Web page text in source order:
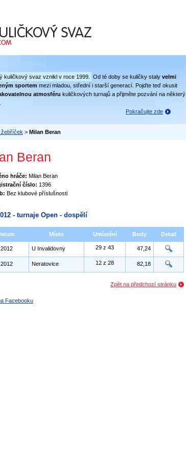
kuličkový svaz vznikl v roce 1999. Od té doby se kuličky staly velmi
sportem mezi mladou, střední i starší generací. Pojďte teď okusit
atmosféru kuličkových turnajů a přijměte pozvání na některý
Pokračujte zde
žebříček > Milan Beran
Beran
hráče: Milan Beran
číslo: 1396
Bez klubové příslušnosti
- turnaje Open - dospělí
Místo Umístění Body Detail
U Invalidovny 29 z 43 47,24
Neratovice 12 z 28 82,18
Zpět na předchozí stránku
Facebooku